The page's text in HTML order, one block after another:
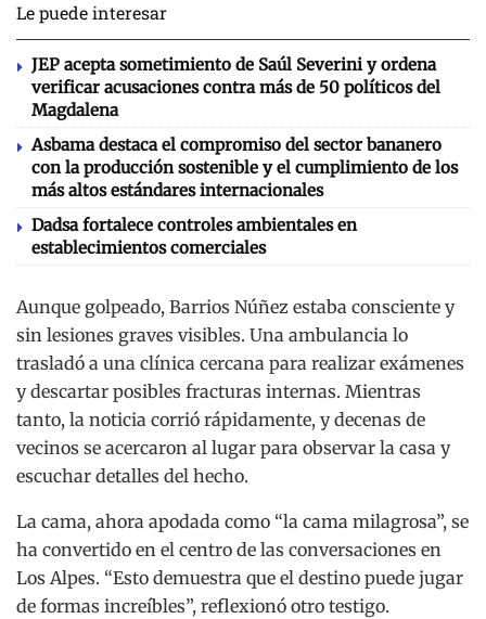
Le puede interesar
JEP acepta sometimiento de Saúl Severini y ordena
verificar acusaciones contra más de 50 políticos del
Magdalena
Asbama destaca el compromiso del sector bananero
con la producción sostenible y el cumplimiento de los
más altos estándares internacionales
Dadsa fortalece controles ambientales en
establecimientos comerciales
Aunque golpeado, Barrios Núñez estaba consciente y
sin lesiones graves visibles. Una ambulancia lo
trasladó a una clínica cercana para realizar exámenes
y descartar posibles fracturas internas. Mientras
tanto, la noticia corrió rápidamente, y decenas de
vecinos se acercaron al lugar para observar la casa y
escuchar detalles del hecho.
La cama, ahora apodada como “la cama milagrosa”, se
ha convertido en el centro de las conversaciones en
Los Alpes. “Esto demuestra que el destino puede jugar
de formas increíbles”, reflexionó otro testigo.